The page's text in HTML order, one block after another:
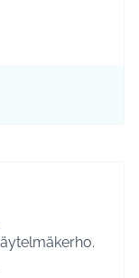
Ympäristö